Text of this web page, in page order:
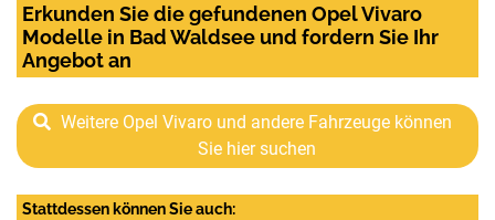
Erkunden Sie die gefundenen Opel Vivaro
Modelle in Bad Waldsee und fordern Sie Ihr
Angebot an
Weitere Opel Vivaro und andere Fahrzeuge können
Sie hier suchen
Stattdessen können Sie auch: